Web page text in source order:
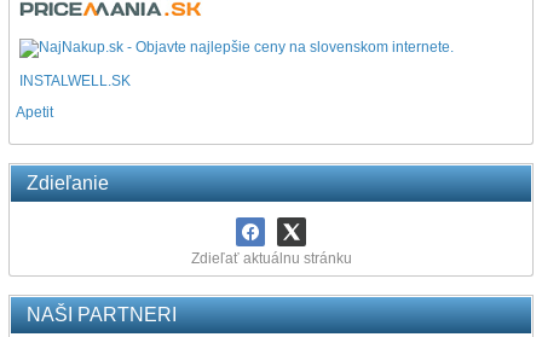
INSTALWELL.SK
Apetit
Zdieľanie
Zdieľať aktuálnu stránku
NAŠI PARTNERI